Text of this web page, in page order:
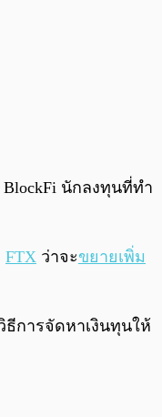
0:00/0:00
นักลงทุนที่ทำ
FTX ว่าจะขยายเพิ่ม
การจัดหาเงินทุนให้